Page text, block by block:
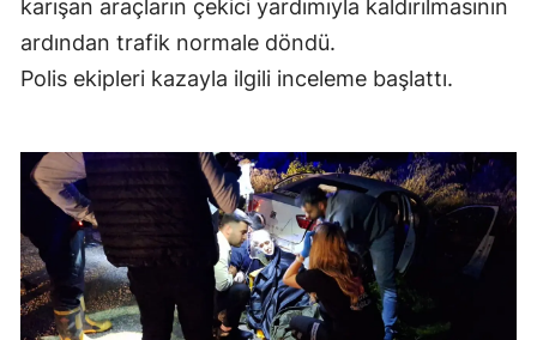
Hakkari
Hatay
Isparta
Mersin
karışan araçların çekici yardımıyla kaldırılmasının
ardından trafik normale döndü.
Polis ekipleri kazayla ilgili inceleme başlattı.